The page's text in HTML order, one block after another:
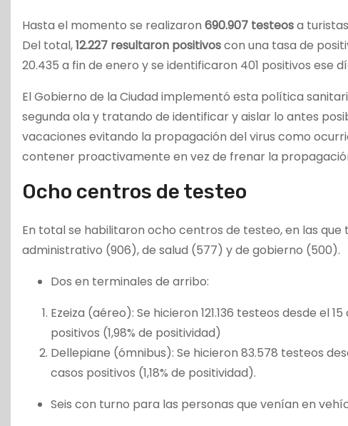
Hasta el momento se realizaron 690.907 testeosa
Del total,12.227 resultaron positivoscon una tasa de
20.435 a fin de enero y se identificaron 401 positivos ese
El Gobierno de la Ciudad implementó esta política
segunda ola y tratando de identificar y aislar lo antes
vacaciones evitando la propagación del virus como
contener proactivamente en vez de frenar la
Ocho centros de testeo
En total se habilitaron ocho centros de testeo, en las
administrativo (906), de salud (577) y de gobierno (500).
Dos en terminales de arribo:
Ezeiza (aéreo): Se hicieron 121.136 testeos desde el
positivos (1,98% de positividad)
Dellepiane (ómnibus): Se hicieron 83.578 testeos
casos positivos (1,18% de positividad).
Seis con turno para las personas que venían en